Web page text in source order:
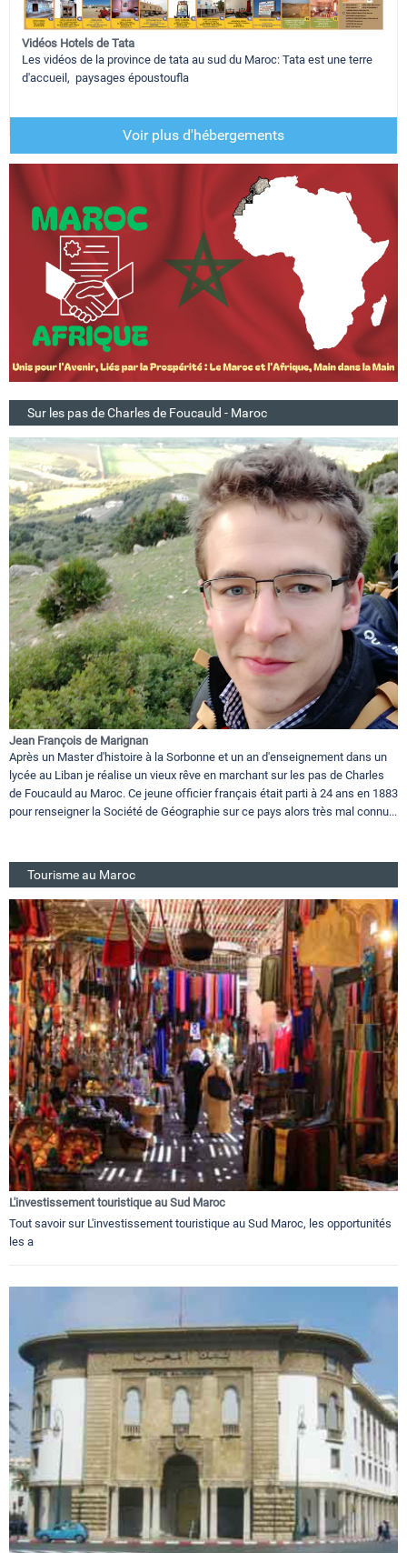
Vidéos Hotels de Tata
Les vidéos de la province de tata au sud du Maroc: Tata est une terre
d'accueil, paysages époustoufla
Voir plus d'hébergements
Sur les pas de Charles de Foucauld - Maroc
Jean François de Marignan
Après un Master d'histoire à la Sorbonne et un an d'enseignement dans un
lycée au Liban je réalise un vieux rêve en marchant sur les pas de Charles
de Foucauld au Maroc. Ce jeune officier français était parti à 24 ans en 1883
pour renseigner la Société de Géographie sur ce pays alors très mal connu...
Tourisme au Maroc
L'investissement touristique au Sud Maroc
Tout savoir sur L'investissement touristique au Sud Maroc, les opportunités
les a